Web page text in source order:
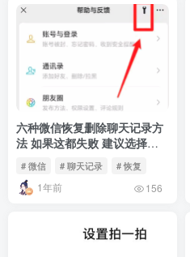
六种微信恢复删除聊天记录方
法 如果这都失败 建议选择放
# 微信 # 聊天记录 # 恢复
1年前 156